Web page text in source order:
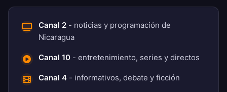
Canal 2 - noticias y programación de
Nicaragua
Canal 10 - entretenimiento, series y directos
Canal 4 - informativos, debate y ficción